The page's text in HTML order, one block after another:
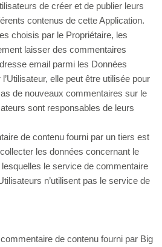
de créer et de publier leurs
contenus de cette Application.
choisis par le Propriétaire, les
laisser des commentaires
email parmi les Données
elle peut être utilisée pour
de nouveaux commentaires sur le
sont responsables de leurs
de contenu fourni par un tiers est
les données concernant le
le service de commentaire
n’utilisent pas le service de
de contenu fourni par Big